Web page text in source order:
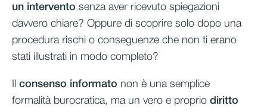
un intervento senza aver ricevuto spiegazioni
davvero chiare? Oppure di scoprire solo dopo una
procedura rischi o conseguenze che non ti erano
stati illustrati in modo completo?
consenso informato non è una semplice
formalità burocratica, ma un vero e proprio diritto